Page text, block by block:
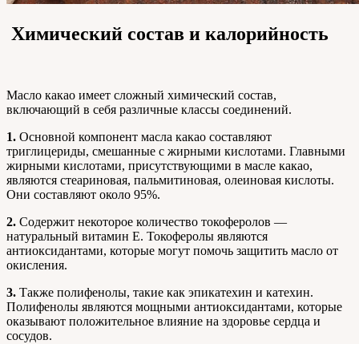
Химический состав и калорийность
Масло какао имеет сложный химический состав,
включающий в себя различные классы соединений.
1. Основной компонент масла какао составляют
триглицериды, смешанные с жирными кислотами. Главными
жирными кислотами, присутствующими в масле какао,
являются стеариновая, пальмитиновая, олеиновая кислоты.
Они составляют около 95%.
2. Содержит некоторое количество токоферолов —
натуральный витамин Е. Токоферолы являются
антиоксидантами, которые могут помочь защитить масло от
окисления.
3. Также полифенолы, такие как эпикатехин и катехин.
Полифенолы являются мощными антиоксидантами, которые
оказывают положительное влияние на здоровье сердца и
сосудов.